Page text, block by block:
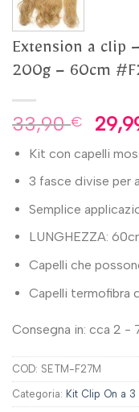
Extension a clip
200g – 60cm
33,90€
Kit con capelli
3 fasce divise per
Semplice
LUNGHEZZA:
Capelli che
Capelli termofibra
Consegna in: cca 2 -
COD: SETM-F27M
Categoria: Kit Clip On a